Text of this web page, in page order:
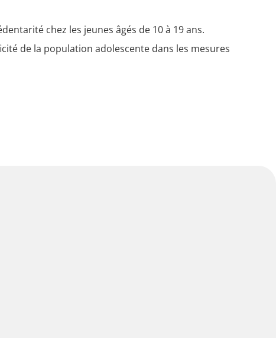
chez les jeunes âgés de 10 à 19 ans.
de la population adolescente dans les mesures